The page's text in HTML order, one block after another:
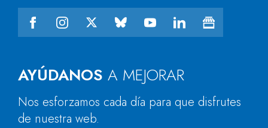
AYÚDANOS A MEJORAR
Nos esforzamos cada día para que disfrutes
de nuestra web.